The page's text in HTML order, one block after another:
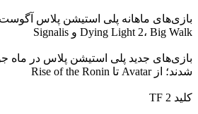
Dying Light 2، Big Walk و Signalis
شدند؛ از Avatar تا Rise of the Ronin
کلید TF 2